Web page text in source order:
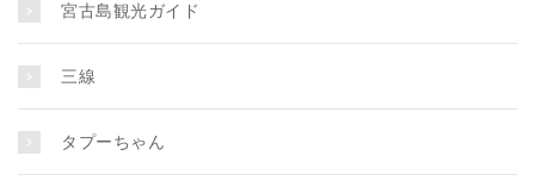
宮古島観光ガイド
三線
タプーちゃん